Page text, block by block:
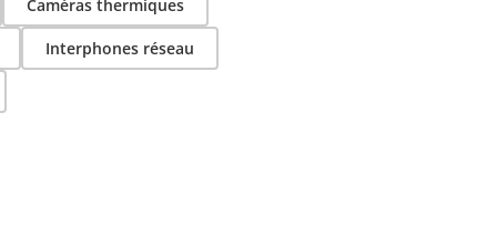
Caméras thermiques
Interphones réseau